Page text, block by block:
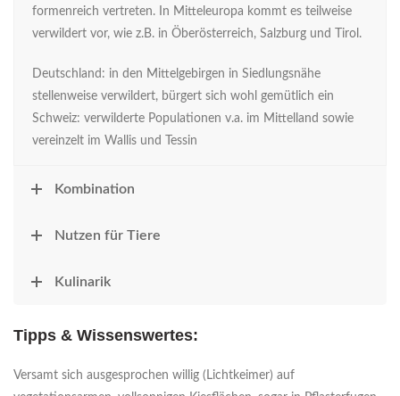
formenreich vertreten. In Mitteleuropa kommt es teilweise
verwildert vor, wie z.B. in Öberösterreich, Salzburg und Tirol.
Deutschland: in den Mittelgebirgen in Siedlungsnähe
stellenweise verwildert, bürgert sich wohl gemütlich ein
Schweiz: verwilderte Populationen v.a. im Mittelland sowie
vereinzelt im Wallis und Tessin
Kombination
Nutzen für Tiere
Kulinarik
Tipps & Wissenswertes:
Versamt sich ausgesprochen willig (Lichtkeimer) auf